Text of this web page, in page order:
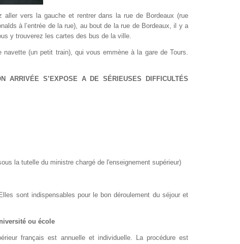
vers la gauche et rentrer dans la rue de Bordeaux (rue
à l’entrée de la rue), au bout de la rue de Bordeaux, il y a
y trouverez les cartes des bus de la ville.
(un petit train), qui vous emmène à la gare de Tours.
ARRIVÉE S’EXPOSE A DE SÉRIEUSES DIFFICULTÉS
la tutelle du ministre chargé de l'enseignement supérieur)
sont indispensables pour le bon déroulement du séjour et
ou école
français est annuelle et individuelle. La procédure est